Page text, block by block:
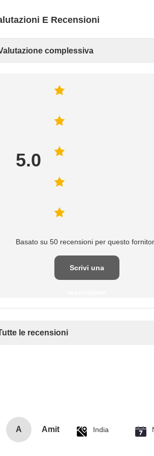
E Recensioni
complessiva
5.0
Basato su 50 recensioni per questo
Scrivi una
le recensioni
A Amit India